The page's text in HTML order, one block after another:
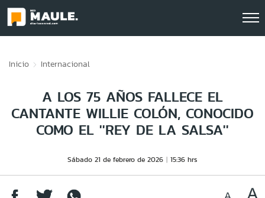
Inicio Internacional
A LOS 75 AÑOS FALLECE EL
CANTANTE WILLIE COLÓN, CONOCIDO
COMO EL ''REY DE LA SALSA''
Sábado 21 de febrero de 2026 15:36 hrs